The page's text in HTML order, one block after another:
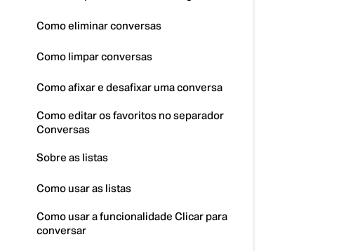
Como eliminar conversas
Como limpar conversas
Como afixar e desafixar uma conversa
Como editar os favoritos no separador
Conversas
Sobre as listas
Como usar as listas
Como usar a funcionalidade Clicar para
conversar